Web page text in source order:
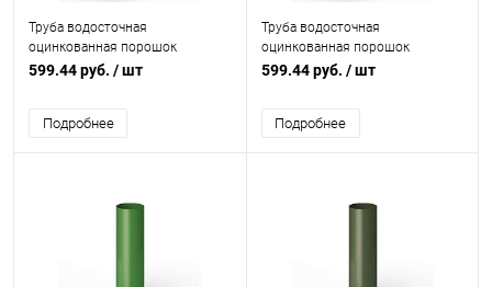
Труба водосточная
оцинкованная порошок
ф125х1250мм RAL 6038
599.44 руб. / шт
Подробнее
Труба водосточная
оцинкованная порошок
ф125х1250мм RAL 6018
599.44 руб. / шт
Подробнее